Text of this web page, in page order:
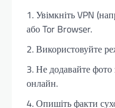
Увімкніть VPN
або Tor Browser.
Використовуйте
Не додавайте фото
онлайн.
Опишіть факти